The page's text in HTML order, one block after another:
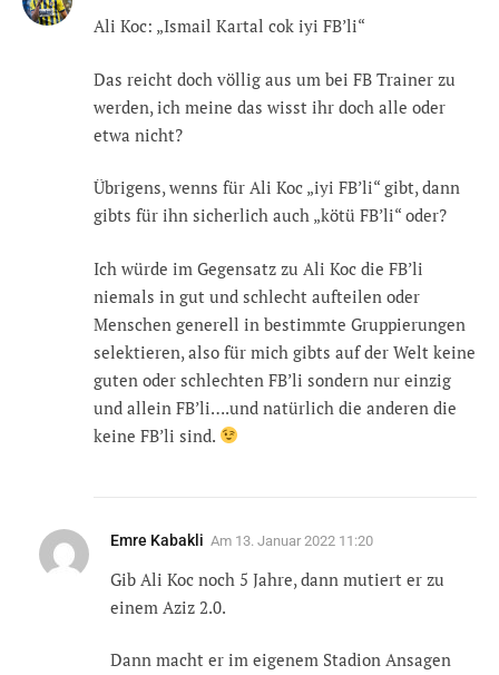
Ali Koc: „Ismail Kartal cok iyi FB’li“
Das reicht doch völlig aus um bei FB Trainer zu
werden, ich meine das wisst ihr doch alle oder
etwa nicht?
Übrigens, wenns für Ali Koc „iyi FB’li“ gibt, dann
gibts für ihn sicherlich auch „kötü FB’li“ oder?
Ich würde im Gegensatz zu Ali Koc die FB’li
niemals in gut und schlecht aufteilen oder
Menschen generell in bestimmte Gruppierungen
selektieren, also für mich gibts auf der Welt keine
guten oder schlechten FB’li sondern nur einzig
und allein FB’li….und natürlich die anderen die
keine FB’li sind.
Emre Kabakli Am 13. Januar 2022 11:20
Gib Ali Koc noch 5 Jahre, dann mutiert er zu
einem Aziz 2.0.
Dann macht er im eigenem Stadion Ansagen